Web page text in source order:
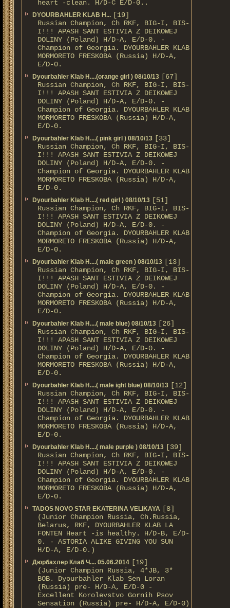
heart -clean. H/D-С E/D-0..
DYOURBAHLER KLAB Н... [19]
Russian Champion, Ch RKF, BIG-I, BIS-
I!!! APASH SANT ESTIVIA Z DEIKOWEJ
DOLINY (Poland) H/D-A, E/D-0. -
Champion of Georgia. DYOURBAHLER KLAB
MORMORETO FRESKOBA (Russia) H/D-A,
E/D-0.
Dyourbahler Klab H....(orange girl ) 08/10/13 [67]
Russian Champion, Ch RKF, BIG-I, BIS-
I!!! APASH SANT ESTIVIA Z DEIKOWEJ
DOLINY (Poland) H/D-A, E/D-0. -
Champion of Georgia. DYOURBAHLER KLAB
MORMORETO FRESKOBA (Russia) H/D-A,
E/D-0.
Dyourbahler Klab H....( pink girl ) 08/10/13 [33]
Russian Champion, Ch RKF, BIG-I, BIS-
I!!! APASH SANT ESTIVIA Z DEIKOWEJ
DOLINY (Poland) H/D-A, E/D-0. -
Champion of Georgia. DYOURBAHLER KLAB
MORMORETO FRESKOBA (Russia) H/D-A,
E/D-0.
Dyourbahler Klab H....( red girl ) 08/10/13 [51]
Russian Champion, Ch RKF, BIG-I, BIS-
I!!! APASH SANT ESTIVIA Z DEIKOWEJ
DOLINY (Poland) H/D-A, E/D-0. -
Champion of Georgia. DYOURBAHLER KLAB
MORMORETO FRESKOBA (Russia) H/D-A,
E/D-0.
Dyourbahler Klab H....( male green ) 08/10/13 [13]
Russian Champion, Ch RKF, BIG-I, BIS-
I!!! APASH SANT ESTIVIA Z DEIKOWEJ
DOLINY (Poland) H/D-A, E/D-0. -
Champion of Georgia. DYOURBAHLER KLAB
MORMORETO FRESKOBA (Russia) H/D-A,
E/D-0.
Dyourbahler Klab H....( male blue) 08/10/13 [26]
Russian Champion, Ch RKF, BIG-I, BIS-
I!!! APASH SANT ESTIVIA Z DEIKOWEJ
DOLINY (Poland) H/D-A, E/D-0. -
Champion of Georgia. DYOURBAHLER KLAB
MORMORETO FRESKOBA (Russia) H/D-A,
E/D-0.
Dyourbahler Klab H....( male ight blue) 08/10/13 [12]
Russian Champion, Ch RKF, BIG-I, BIS-
I!!! APASH SANT ESTIVIA Z DEIKOWEJ
DOLINY (Poland) H/D-A, E/D-0. -
Champion of Georgia. DYOURBAHLER KLAB
MORMORETO FRESKOBA (Russia) H/D-A,
E/D-0.
Dyourbahler Klab H....( male purple ) 08/10/13 [39]
Russian Champion, Ch RKF, BIG-I, BIS-
I!!! APASH SANT ESTIVIA Z DEIKOWEJ
DOLINY (Poland) H/D-A, E/D-0. -
Champion of Georgia. DYOURBAHLER KLAB
MORMORETO FRESKOBA (Russia) H/D-A,
E/D-0.
TADOS NOVO STAR EKATERINA VELIKAYA [8]
(Junior Champion Russia, Ch.Russia,
Belarus, RKF, DYOURBAHLER KLAB LA
FONTEN Heart -is healthy. H/D-В, E/D-
0. - ASTORIA ALIKE GIVING YOU SUN
H/D-А, E/D-0.)
Дюрбахлер Клаб Ч.... 05.06.2014 [19]
(Junior Champion Russia, 4*JB, 3*
BOB. Dyourbahler Klab Sen Loran
(Russia) pre- H/D-A, E/D-0 -
Excellent Korolevstvo Gornih Psov
Sensation (Russia) pre- H/D-A, E/D-0)